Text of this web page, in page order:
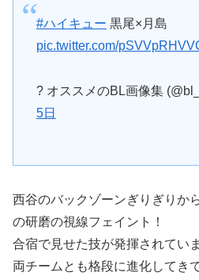
#ハイキュー 黒尾×月島
pic.twitter.com/
? オススメのBL画像集
5日
西谷のバックゾーンぎりぎりか
の研磨の視線フェイント！
合宿で見せた技が発揮されてい
両チームとも格段に進化してき